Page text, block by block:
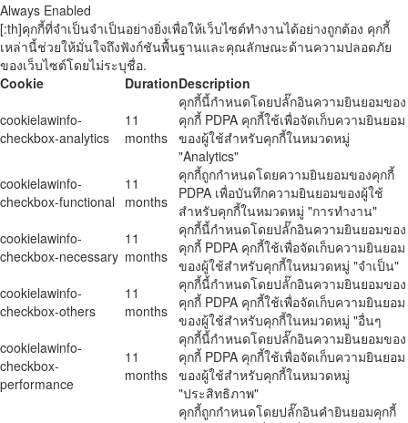
Always Enabled
[:th]คุกกี้ที่จำเป็นจำเป็นอย่างยิ่งเพื่อให้เว็บไซต์ทำงานได้อย่างถูกต้อง คุกกี้
เหล่านี้ช่วยให้มั่นใจถึงฟังก์ชันพื้นฐานและคุณลักษณะด้านความปลอดภัย
ของเว็บไซต์โดยไม่ระบุชื่อ.
Cookie
DurationDescription
cookielawinfo-
checkbox-analytics
11
months
คุกกี้นี้กำหนดโดยปลั๊กอินความยินยอมของ
คุกกี้ PDPA คุกกี้ใช้เพื่อจัดเก็บความยินยอม
ของผู้ใช้สำหรับคุกกี้ในหมวดหมู่
"Analytics"
cookielawinfo-
checkbox-functional
11
months
คุกกี้ถูกกำหนดโดยความยินยอมของคุกกี้
PDPA เพื่อบันทึกความยินยอมของผู้ใช้
สำหรับคุกกี้ในหมวดหมู่ "การทำงาน"
cookielawinfo-
checkbox-necessary
11
months
คุกกี้นี้กำหนดโดยปลั๊กอินความยินยอมของ
คุกกี้ PDPA คุกกี้ใช้เพื่อจัดเก็บความยินยอม
ของผู้ใช้สำหรับคุกกี้ในหมวดหมู่ "จำเป็น"
cookielawinfo-
checkbox-others
11
months
คุกกี้นี้กำหนดโดยปลั๊กอินความยินยอมของ
คุกกี้ PDPA คุกกี้ใช้เพื่อจัดเก็บความยินยอม
ของผู้ใช้สำหรับคุกกี้ในหมวดหมู่ "อื่นๆ
cookielawinfo-
checkbox-
performance
11
months
คุกกี้นี้กำหนดโดยปลั๊กอินความยินยอมของ
คุกกี้ PDPA คุกกี้ใช้เพื่อจัดเก็บความยินยอม
ของผู้ใช้สำหรับคุกกี้ในหมวดหมู่
"ประสิทธิภาพ"
คุกกี้ถูกกำหนดโดยปลั๊กอินคำยินยอมคุกกี้